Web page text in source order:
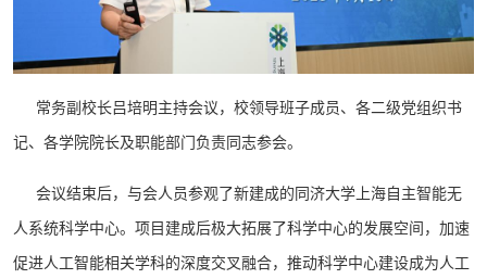
常务副校长吕培明主持会议，校领导班子成员、各二级党组织书
记、各学院院长及职能部门负责同志参会。
会议结束后，与会人员参观了新建成的同济大学上海自主智能无
人系统科学中心。项目建成后极大拓展了科学中心的发展空间，加速
促进人工智能相关学科的深度交叉融合，推动科学中心建设成为人工